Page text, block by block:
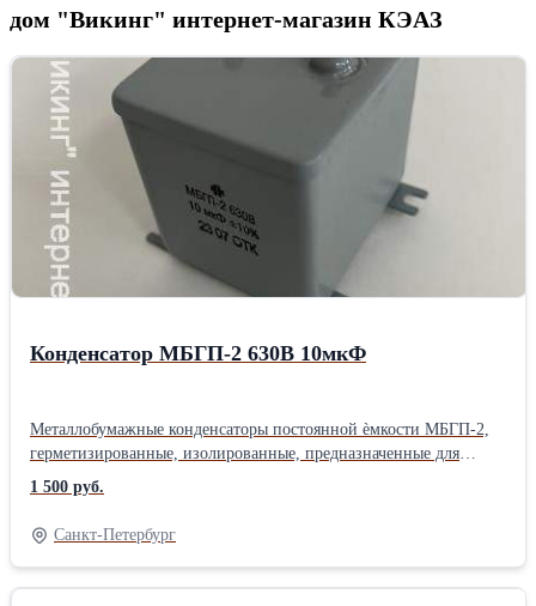
дом "Викинг" интернет-магазин КЭАЗ
Конденсатор МБГП-2 630В 10мкФ
Металлобумажные конденсаторы постоянной ѐмкости МБГП-2,
герметизированные, изолированные, предназначенные для
работы в цепях постоянного и пульсирующего
токов. Конструктивно конденсаторы представляют собой
стальной прямоугольный корпус, герметизированный пайкой, с
лепестковыми выводами. Существует три варианта исполнения
по способу крепления конденсаторов: * МБГП-1 – крепление за
1 500 руб.
Санкт-Петербург